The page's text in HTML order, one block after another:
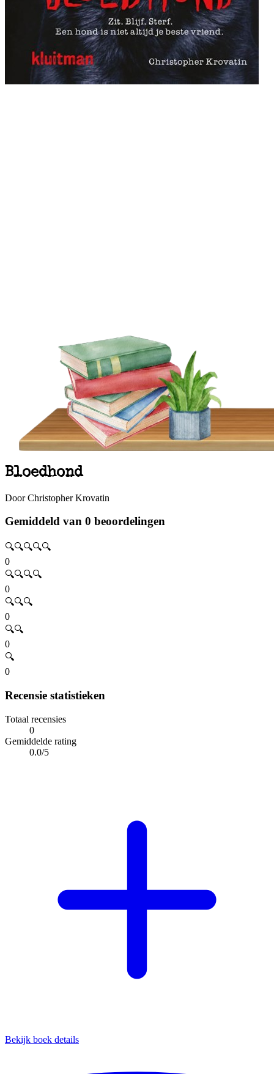
Bloedhond
Door Christopher Krovatin
Gemiddeld van 0 beoordelingen
🔍🔍🔍🔍🔍
0
🔍🔍🔍🔍
0
🔍🔍🔍
0
🔍🔍
0
🔍
0
Recensie statistieken
Totaal recensies
0
Gemiddelde rating
0.0/5
Bekijk boek details